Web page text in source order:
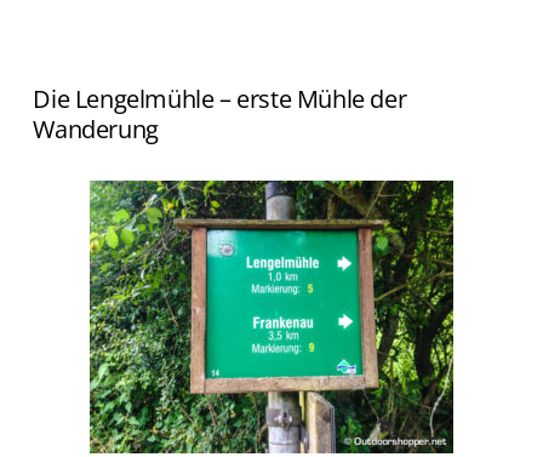
Die Lengelmühle – erste Mühle der
Wanderung